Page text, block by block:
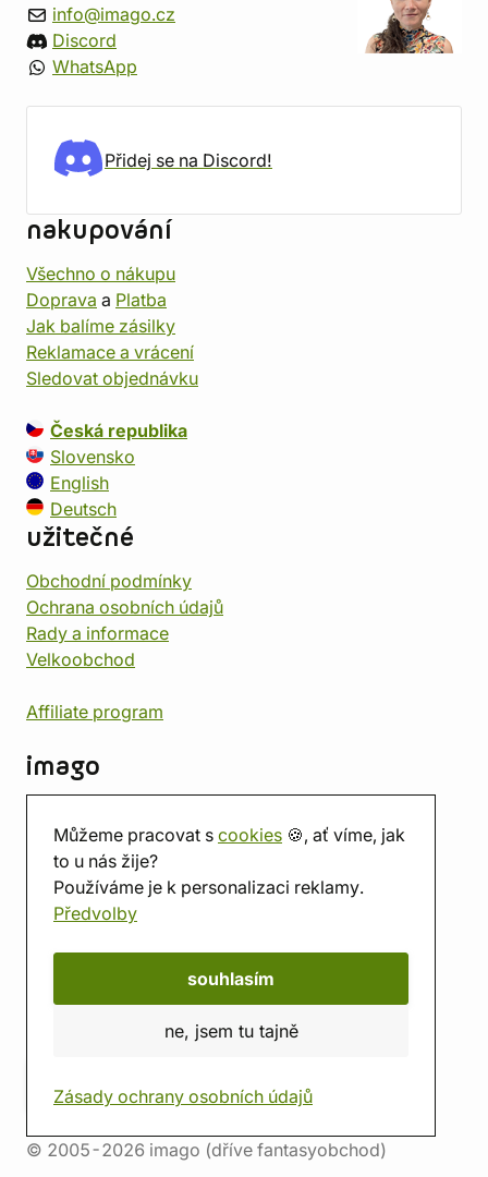
Můžeme pracovat s cookies 🍪, ať víme, jak
to u nás žije?
Používáme je k personalizaci reklamy.
Předvolby
souhlasím
ne, jsem tu tajně
Zásady ochrany osobních údajů
info@imago.cz
Discord
WhatsApp
Přidej se na Discord!
nakupování
Všechno o nákupu
Doprava a Platba
Jak balíme zásilky
Reklamace a vrácení
Sledovat objednávku
Česká republika
Slovensko
English
Deutsch
užitečné
Obchodní podmínky
Ochrana osobních údajů
Rady a informace
Velkoobchod
Affiliate program
imago
Prodejna
Herna
O nás
Hodnocení obchodu
© 2005-2026 imago (dříve fantasyobchod)